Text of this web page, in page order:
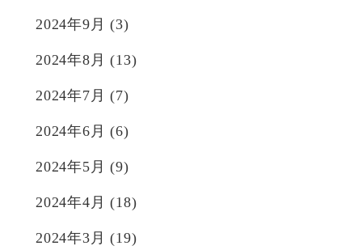
2024年9月 (3)
2024年8月 (13)
2024年7月 (7)
2024年6月 (6)
2024年5月 (9)
2024年4月 (18)
2024年3月 (19)